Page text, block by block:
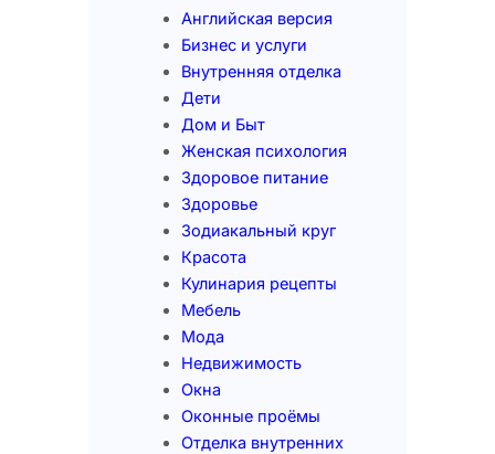
Английская версия
Бизнес и услуги
Внутренняя отделка
Дети
Дом и Быт
Женская психология
Здоровое питание
Здоровье
Зодиакальный круг
Красота
Кулинария рецепты
Мебель
Мода
Недвижимость
Окна
Оконные проёмы
Отделка внутренних